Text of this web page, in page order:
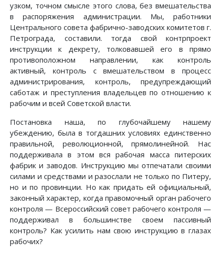
узком, точном смысле этого слова, без вмешательства
в распоряжения администрации. Мы, работники
Центрального совета фабрично-заводских комитетов г.
Петрограда, составили. тогда свой контрпроект
инструкции к декрету, толковавшей его в прямо
противоположном направлении, как контроль
активный, контроль с вмешательством в процесс
администрирования, контроль, предупреждающий
саботаж и преступления владельцев по отношению к
рабочим и всей Советской власти.
Постановка наша, по глубочайшему нашему
убеждению, была в тогдашних условиях единственно
правильной, революционной, прямолинейной. Нас
поддерживала в этом вся рабочая масса питерских
фабрик и заводов. Инструкцию мы отпечатали своими
силами и средствами и разослали не только по Питеру,
но и по провинции. Но как придать ей официальный,
законный характер, когда правомочный орган рабочего
контроля — Всероссийский совет рабочего контроля —
поддерживал в большинстве своем пассивный
контроль? Как усилить нам свою инструкцию в глазах
рабочих?